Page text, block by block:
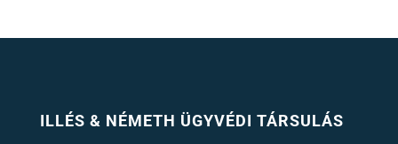
ILLÉS & NÉMETH ÜGYVÉDI TÁRSULÁS